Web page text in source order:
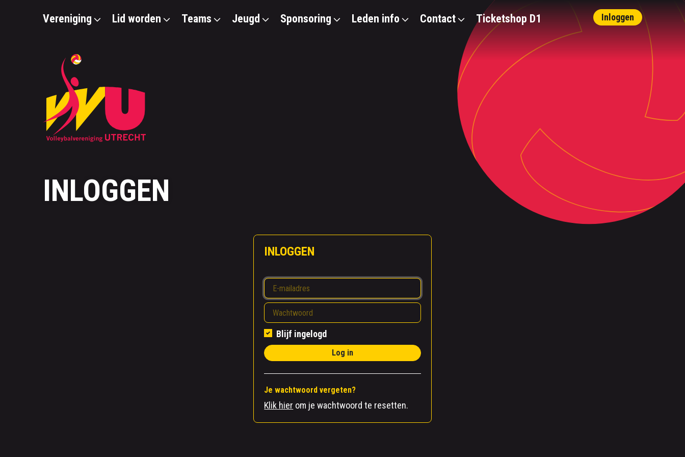
Vereniging Lid worden Teams Jeugd Sponsoring Leden info Contact Ticketshop D1 Inloggen
INLOGGEN
INLOGGEN
Blijf ingelogd
Log in
Je wachtwoord vergeten?
Klik hier om je wachtwoord te resetten.